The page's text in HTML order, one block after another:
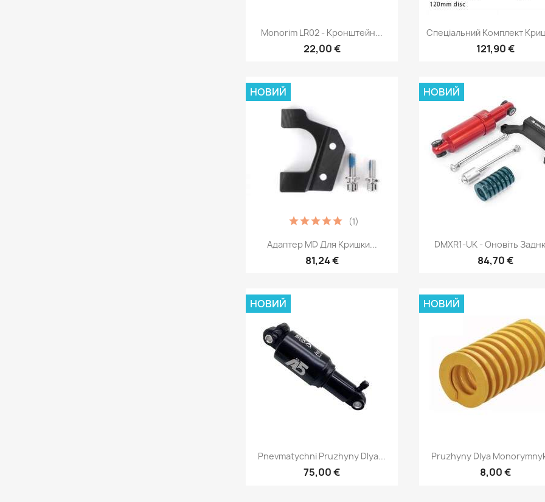
Швидкий перегляд
Monorim LR02 - Кронштейн...
22,00 €
Швидкий
Спеціальний Комплект
121,90 €
Швидкий перегляд
Адаптер MD Для Кришки...
81,24 €
(1)
НОВИЙ
Швидкий
DMXR1-UK - Оновіть
84,70 €
НОВИЙ
Швидкий перегляд
Pnevmatychni Pruzhyny Dlya...
75,00 €
НОВИЙ
Швидкий
Pruzhyny Dlya
8,00 €
НОВИЙ